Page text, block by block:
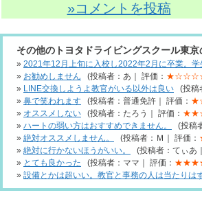
»コメントを投稿
その他のトヨタドライビングスクール東京
» 2021年12月上旬に入校し2022年2月に卒業。学
» お勧めしません (投稿者：あ｜ 評価：
» LINE交換しようよ教官がいる以外は良い (投稿
» 鼻で笑われます (投稿者：普通免許｜ 評価：
» オススメしない (投稿者：たろう｜ 評価：
» ハートの弱い方はおすすめできません。 (投稿
» 絶対オススメしません。 (投稿者：Ｍ｜ 評価：
» 絶対に行かないほうがいい。 (投稿者：てぃあ
» とても良かった (投稿者：ママ｜ 評価：
» 設備とかは超いい。教官と事務の人は当たりは